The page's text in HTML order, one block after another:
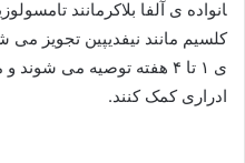
انواده ی آلفا بلاکر‌مانند
کلسیم مانند نیفدیپین تجویز می
ی ۱ تا ۴ هفته توصیه ‌می
ادراری کمک کنند.